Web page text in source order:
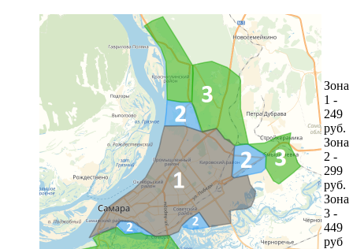
Зона
1 -
249
руб.
Зона
2 -
299
руб.
Зона
3 -
449
руб